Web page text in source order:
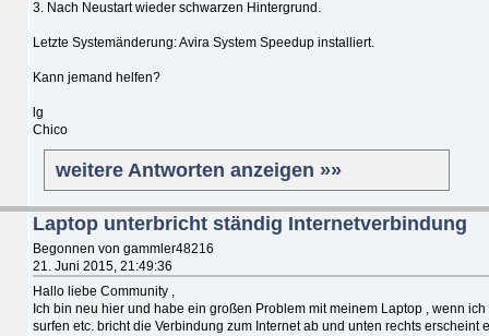
3. Nach Neustart wieder schwarzen Hintergrund.
Letzte Systemänderung: Avira System Speedup installiert.
Kann jemand helfen?
lg
Chico
weitere Antworten anzeigen »»
Laptop unterbricht ständig Internetverbindung
Begonnen von gammler48216
21. Juni 2015, 21:49:36
Hallo liebe Community ,
Ich bin neu hier und habe ein großen Problem mit meinem Laptop , wenn
surfen etc. bricht die Verbindung zum Internet ab und unten rechts